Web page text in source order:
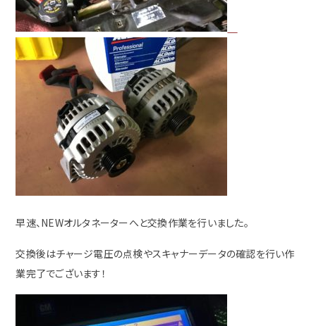
早速、NEWオルタネーターへと交換作業を行いました。
交換後はチャージ電圧の点検やスキャナーデータの確認を行い作
業完了でございます！